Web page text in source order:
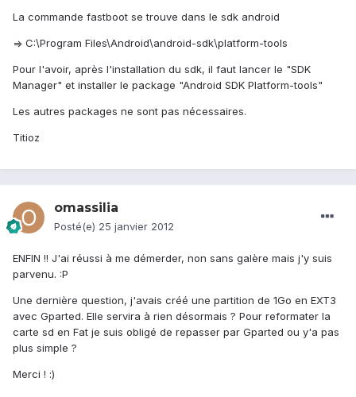
La commande fastboot se trouve dans le sdk android
=> C:\Program Files\Android\android-sdk\platform-tools
Pour l'avoir, après l'installation du sdk, il faut lancer le "SDK
Manager" et installer le package "Android SDK Platform-tools"
Les autres packages ne sont pas nécessaires.
Titioz
omassilia
Posté(e) 25 janvier 2012
ENFIN !! J'ai réussi à me démerder, non sans galère mais j'y suis
parvenu. :P
Une dernière question, j'avais créé une partition de 1Go en EXT3
avec Gparted. Elle servira à rien désormais ? Pour reformater la
carte sd en Fat je suis obligé de repasser par Gparted ou y'a pas
plus simple ?
Merci ! :)